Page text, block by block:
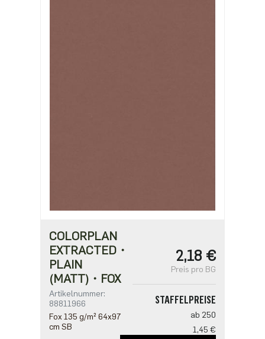
COLORPLAN
EXTRACTED・
PLAIN
(MATT)・FOX
Artikelnummer:
88811966
Fox 135 g/m² 64x97
cm SB
2,18 €
Preis pro BG
STAFFELPREISE
ab 250
1,45 €